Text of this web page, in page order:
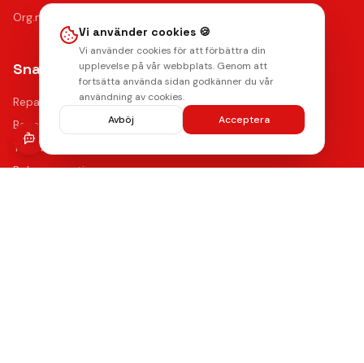
Org.nr: 556946-9199
Snabblänkar
Reparationer
Begagnade mobiler
Tillbehör
Boka reparation
Vi använder cookies 🍪
Vi använder cookies för att förbättra din
upplevelse på vår webbplats. Genom att
fortsätta använda sidan godkänner du vår
användning av cookies.
Avböj
Acceptera